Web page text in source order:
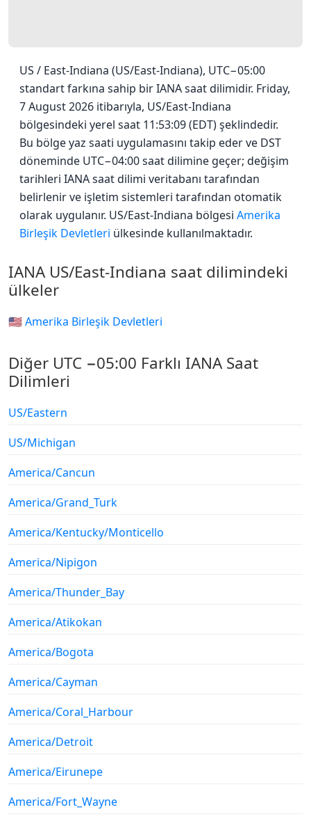
US / East-Indiana (US/East-Indiana), UTC−05:00
standart farkına sahip bir IANA saat dilimidir. Friday,
7 August 2026 itibarıyla, US/East-Indiana
bölgesindeki yerel saat 11:53:09 (EDT) şeklindedir.
Bu bölge yaz saati uygulamasını takip eder ve DST
döneminde UTC−04:00 saat dilimine geçer; değişim
tarihleri IANA saat dilimi veritabanı tarafından
belirlenir ve işletim sistemleri tarafından otomatik
olarak uygulanır. US/East-Indiana bölgesi Amerika
Birleşik Devletleri ülkesinde kullanılmaktadır.
IANA US/East-Indiana saat dilimindeki
ülkeler
🇺🇸 Amerika Birleşik Devletleri
Diğer UTC −05:00 Farklı IANA Saat
Dilimleri
US/Eastern
US/Michigan
America/Cancun
America/Grand_Turk
America/Kentucky/Monticello
America/Nipigon
America/Thunder_Bay
America/Atikokan
America/Bogota
America/Cayman
America/Coral_Harbour
America/Detroit
America/Eirunepe
America/Fort_Wayne